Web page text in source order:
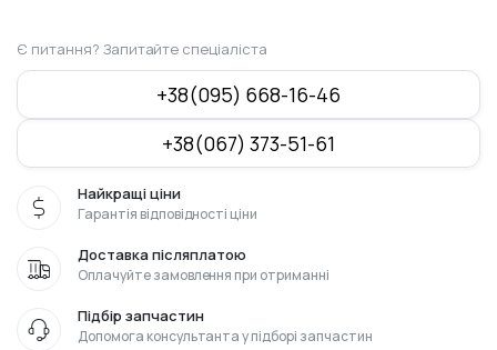
Є питання? Запитайте спеціаліста
+38(095) 668-16-46
+38(067) 373-51-61
Найкращі ціни
Гарантія відповідності ціни
Доставка післяплатою
Оплачуйте замовлення при отриманні
Підбір запчастин
Допомога консультанта у підборі запчастин